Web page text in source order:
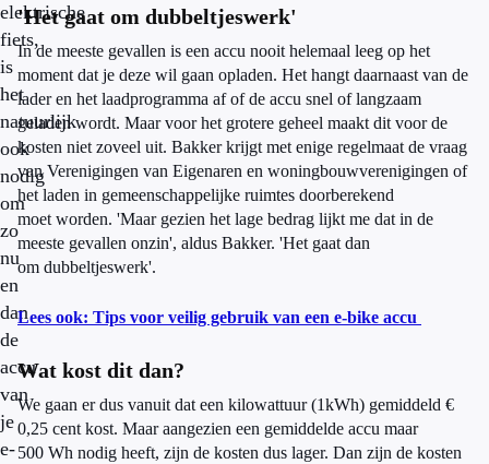
elektrische
fiets,
is
het
natuurlijk
ook
nodig
om
zo
nu
en
dan
de
accu
van
je
e-
'Het gaat om dubbeltjeswerk'
In de meeste gevallen is een accu nooit helemaal leeg op het
moment dat je deze wil gaan opladen. Het hangt daarnaast van de
lader en het laadprogramma af of de accu snel of langzaam
geladen wordt. Maar voor het grotere geheel maakt dit voor de
kosten niet zoveel uit. Bakker krijgt met enige regelmaat de vraag
van Verenigingen van Eigenaren en woningbouwverenigingen of
het laden in gemeenschappelijke ruimtes doorberekend
moet worden. 'Maar gezien het lage bedrag lijkt me dat in de
meeste gevallen onzin', aldus Bakker. 'Het gaat dan
om dubbeltjeswerk'.
Lees ook: Tips voor veilig gebruik van een e-bike accu
Wat kost dit dan?
We gaan er dus vanuit dat een kilowattuur (1kWh) gemiddeld €
0,25 cent kost. Maar aangezien een gemiddelde accu maar
500 Wh nodig heeft, zijn de kosten dus lager. Dan zijn de kosten